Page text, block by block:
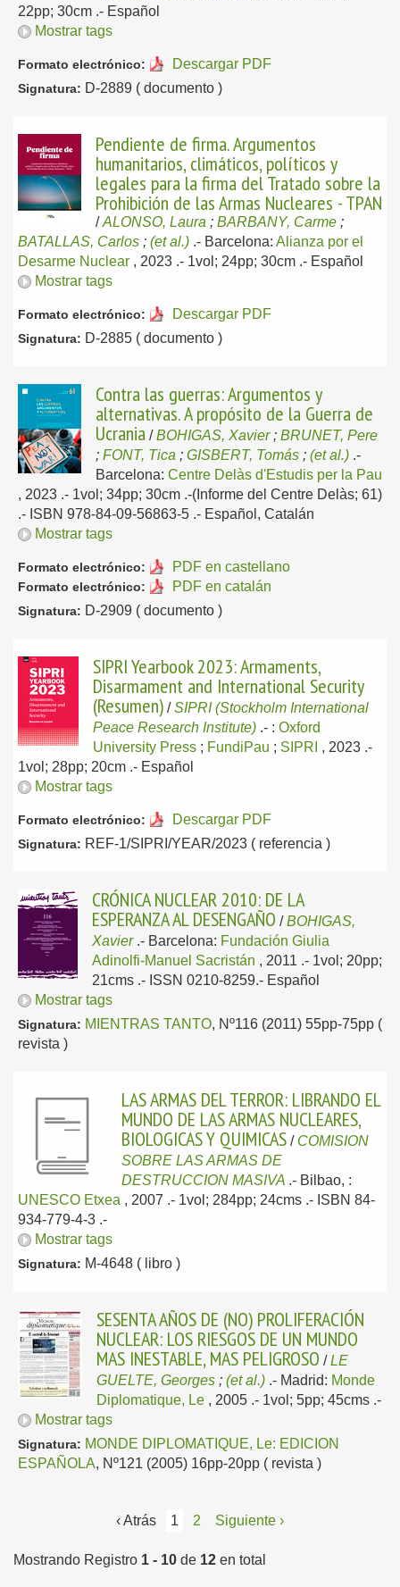
22pp; 30cm .- Español
Mostrar tags
Formato electrónico: Descargar PDF
Signatura: D-2889 ( documento )
Pendiente de firma. Argumentos
humanitarios, climáticos, políticos y
legales para la firma del Tratado sobre la
Prohibición de las Armas Nucleares - TPAN
/ALONSO, Laura ; BARBANY, Carme ;
BATALLAS, Carlos ; (et al.) .- Barcelona: Alianza por el
Desarme Nuclear , 2023 .- 1vol; 24pp; 30cm .- Español
Mostrar tags
Formato electrónico: Descargar PDF
Signatura: D-2885 ( documento )
Contra las guerras: Argumentos y
alternativas. A propósito de la Guerra de
Ucrania /BOHIGAS, Xavier; BRUNET, Pere
; FONT, Tica ; GISBERT, Tomás ; (et al.) .-
Barcelona: Centre Delàs d'Estudis per la Pau
, 2023 .- 1vol; 34pp; 30cm .-(Informe del Centre Delàs; 61)
.- ISBN 978-84-09-56863-5 .- Español, Catalán
Mostrar tags
Formato electrónico: PDF en castellano
Formato electrónico: PDF en catalán
Signatura: D-2909 ( documento )
SIPRI Yearbook 2023: Armaments,
Disarmament and International Security
(Resumen) /SIPRI (Stockholm International
Peace Research Institute) .- : Oxford
University Press ; FundiPau ; SIPRI , 2023 .-
1vol; 28pp; 20cm .- Español
Mostrar tags
Formato electrónico: Descargar PDF
Signatura: REF-1/SIPRI/YEAR/2023 ( referencia )
CRÓNICA NUCLEAR 2010: DE LA
ESPERANZA AL DESENGAÑO /BOHIGAS,
Xavier .- Barcelona: Fundación Giulia
Adinolfi-Manuel Sacristán , 2011 .- 1vol; 20pp;
21cms .- ISSN 0210-8259.- Español
Mostrar tags
Signatura: MIENTRAS TANTO, Nº116 (2011) 55pp-75pp (
revista )
LAS ARMAS DEL TERROR: LIBRANDO EL
MUNDO DE LAS ARMAS NUCLEARES,
BIOLOGICAS Y QUIMICAS / COMISION
SOBRE LAS ARMAS DE
DESTRUCCION MASIVA .- Bilbao, :
UNESCO Etxea , 2007 .- 1vol; 284pp; 24cms .- ISBN 84-
934-779-4-3 .-
Mostrar tags
Signatura: M-4648 ( libro )
SESENTA AÑOS DE (NO) PROLIFERACIÓN
NUCLEAR: LOS RIESGOS DE UN MUNDO
MAS INESTABLE, MAS PELIGROSO /LE
GUELTE, Georges ; (et al.) .- Madrid: Monde
Diplomatique, Le , 2005 .- 1vol; 5pp; 45cms .-
Mostrar tags
Signatura: MONDE DIPLOMATIQUE, Le: EDICION
ESPAÑOLA, Nº121 (2005) 16pp-20pp ( revista )
‹ Atrás 1 2 Siguiente ›
Mostrando Registro 1 - 10 de 12 en total